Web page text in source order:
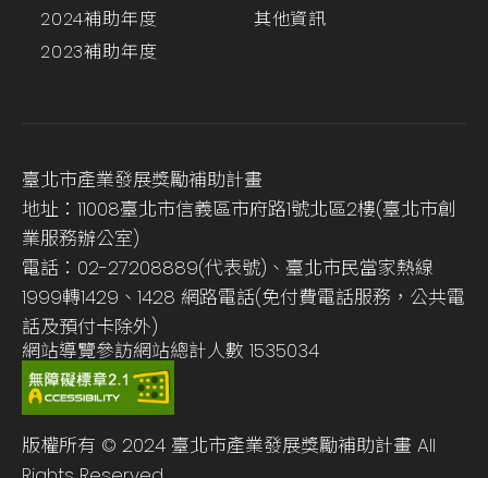
2024補助年度
2023補助年度
其他資訊
臺北市產業發展獎勵補助計畫
地址：11008臺北市信義區市府路1號北區2樓(臺北市創
業服務辦公室)
電話：02-27208889(代表號)、臺北市民當家熱線
1999轉1429、1428 網路電話(免付費電話服務，公共電
話及預付卡除外)
網站導覽參訪網站總計人數 1535034
版權所有 © 2024 臺北市產業發展獎勵補助計畫 All